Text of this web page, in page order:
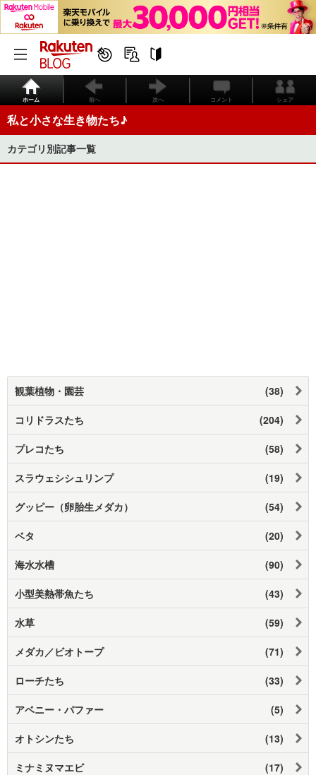
ホーム 前へ 次へ コメント シェア
私と小さな生き物たち♪
カテゴリ別記事一覧
観葉植物・園芸 (38)
コリドラスたち (204)
プレコたち (58)
スラウェシシュリンプ (19)
グッピー（卵胎生メダカ） (54)
ベタ (20)
海水水槽 (90)
小型美熱帯魚たち (43)
水草 (59)
メダカ／ビオトープ (71)
ローチたち (33)
アベニー・パファー (5)
オトシンたち (13)
ミナミヌマエビ (17)